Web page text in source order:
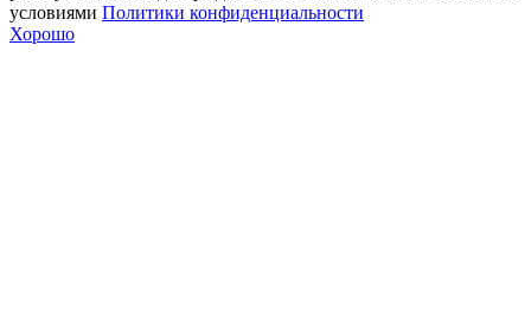
условиями Политики конфиденциальности
Хорошо